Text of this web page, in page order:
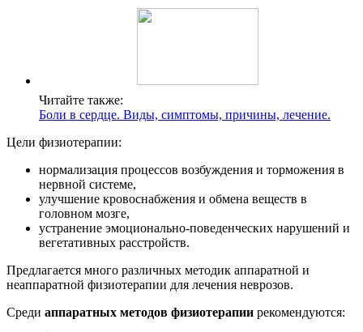
Читайте также:
Боли в сердце. Виды, симптомы, причины, лечение.
Цели физиотерапии:
нормализация процессов возбуждения и торможения в
нервной системе,
улучшение кровоснабжения и обмена веществ в
головном мозге,
устранение эмоционально-поведенческих нарушений и
вегетативных расстройств.
Предлагается много различных методик аппаратной и
неаппаратной физиотерапии для лечения неврозов.
Среди аппаратных методов физиотерапии рекомендуются: